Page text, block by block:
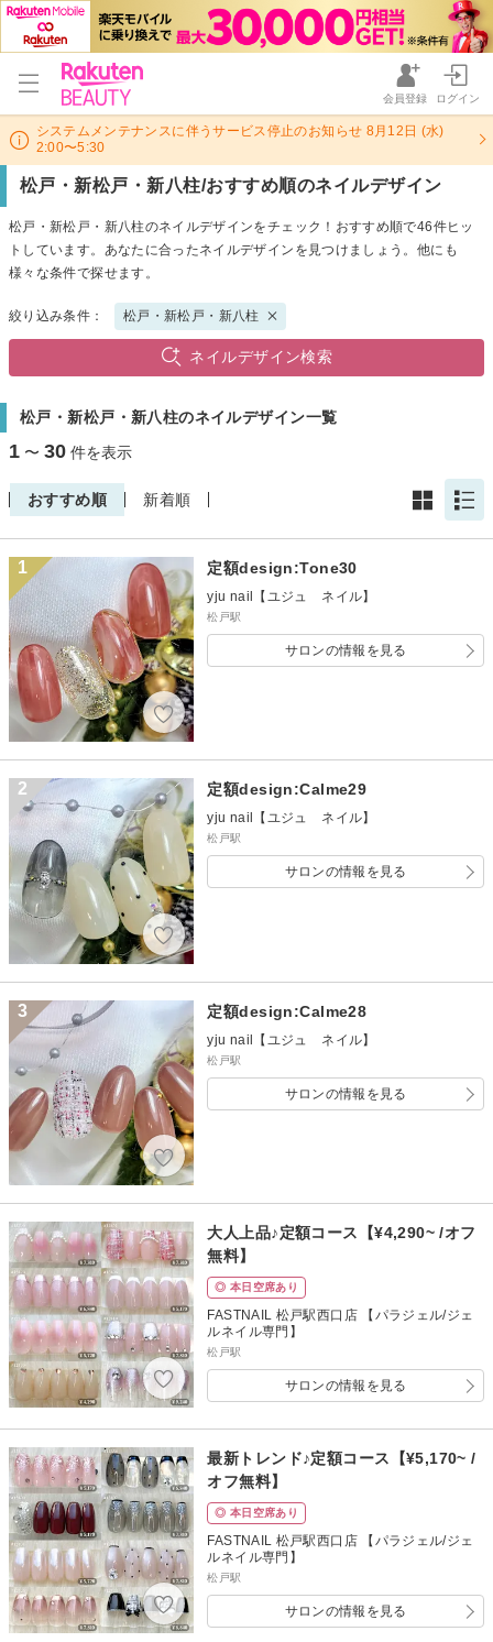
会員登録 ログイン
システムメンテナンスに伴うサービス停止のお知らせ 8月12日 (水)
2:00〜5:30
松戸・新松戸・新八柱/おすすめ順のネイルデザイン
松戸・新松戸・新八柱のネイルデザインをチェック！おすすめ順で46件ヒッ
トしています。あなたに合ったネイルデザインを見つけましょう。他にも
様々な条件で探せます。
絞り込み条件： 松戸・新松戸・新八柱
ネイルデザイン検索
松戸・新松戸・新八柱のネイルデザイン一覧
1 〜 30 件を表示
おすすめ順 新着順
1 定額design:Tone30
yju nail【ユジュ ネイル】
松戸駅
サロンの情報を見る
2 定額design:Calme29
yju nail【ユジュ ネイル】
松戸駅
サロンの情報を見る
3 定額design:Calme28
yju nail【ユジュ ネイル】
松戸駅
サロンの情報を見る
大人上品♪定額コース【¥4,290~ /オフ
無料】
◎ 本日空席あり
FASTNAIL 松戸駅西口店 【パラジェル/ジェ
ルネイル専門】
松戸駅
サロンの情報を見る
最新トレンド♪定額コース【¥5,170~ /
オフ無料】
◎ 本日空席あり
FASTNAIL 松戸駅西口店 【パラジェル/ジェ
ルネイル専門】
松戸駅
サロンの情報を見る